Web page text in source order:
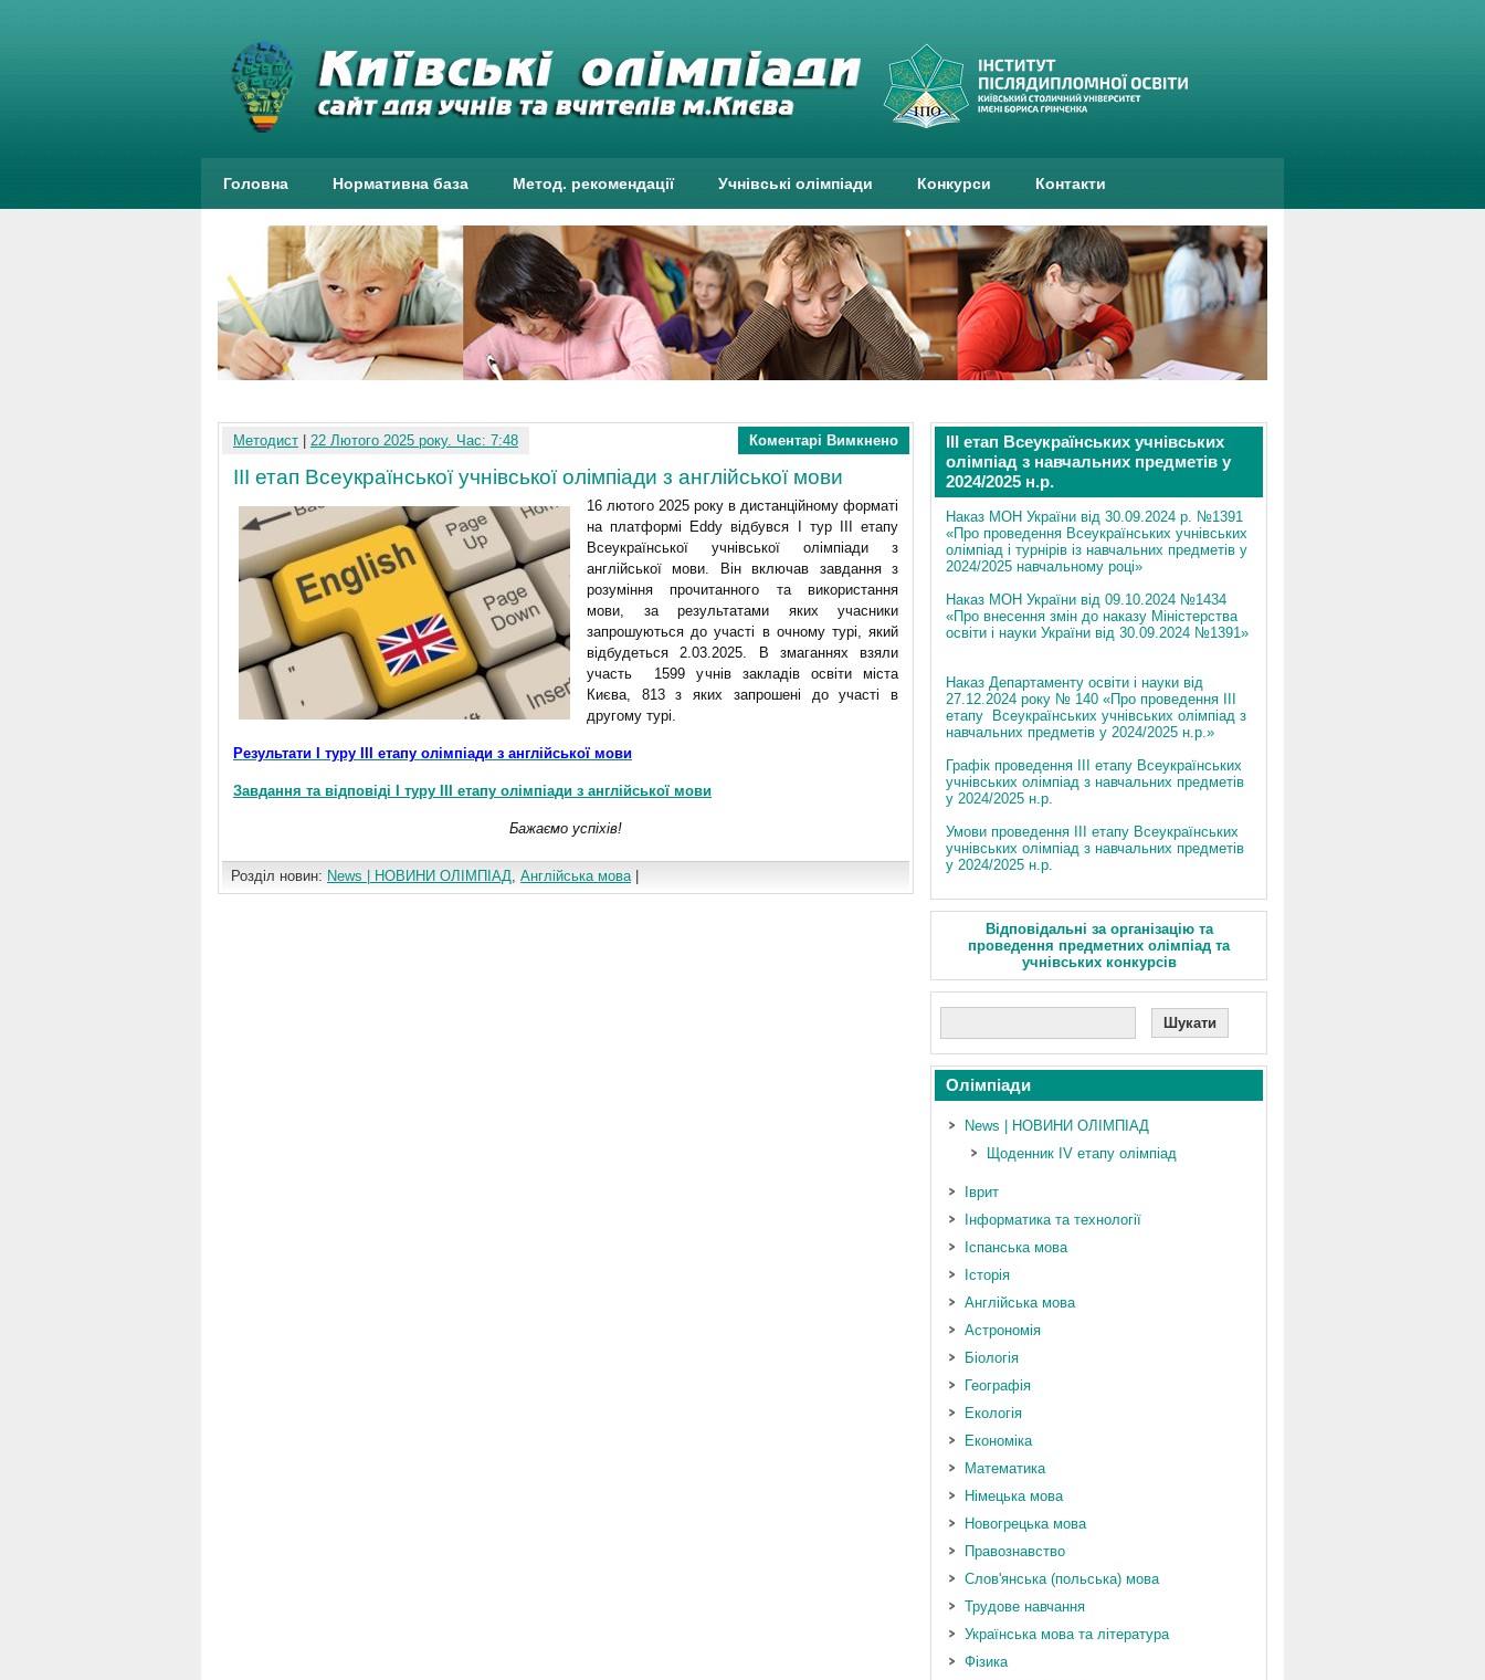
Головна Нормативна база Метод. рекомендації Учнівські олімпіади Конкурси Контакти
Методист 22 Лютого 2025 року. Час: 7:48 Коментарі Вимкнено
ІІІ етап Всеукраїнської учнівської олімпіади з англійської мови
16 лютого 2025 року в дистанційному форматі
на платформі Eddy відбувся І тур ІІІ етапу
Всеукраїнської учнівської олімпіади з
англійської мови. Він включав завдання з
розуміння прочитанного та використання
мови, за результатами яких учасники
запрошуються до участі в очному турі, який
відбудеться 2.03.2025. В змаганнях взяли
участь 1599 учнів закладів освіти міста
Києва, 813 з яких запрошені до участі в
другому турі.
Результати І туру ІІІ етапу олімпіади з англійської мови
Завдання та відповіді І туру ІІІ етапу олімпіади з англійської мови
Бажаємо успіхів!
Розділ новин: News | НОВИНИ ОЛІМПІАД, Англійська мова|
ІІІ етап Всеукраїнських учнівських
олімпіад з навчальних предметів у
2024/2025 н.р.
Наказ МОН України від 30.09.2024 р. №1391
«Про проведення Всеукраїнських учнівських
олімпіад і турнірів із навчальних предметів у
2024/2025 навчальному році»
Наказ МОН України від 09.10.2024 №1434
«Про внесення змін до наказу Міністерства
освіти і науки України від 30.09.2024 №1391»
Наказ Департаменту освіти і науки від
27.12.2024 року № 140 «Про проведення ІІІ
етапу Всеукраїнських учнівських олімпіад з
навчальних предметів у 2024/2025 н.р.»
Графік проведення ІІІ етапу Всеукраїнських
учнівських олімпіад з навчальних предметів
у 2024/2025 н.р.
Умови проведення ІІІ етапу Всеукраїнських
учнівських олімпіад з навчальних предметів
у 2024/2025 н.р.
Відповідальні за організацію та
проведення предметних олімпіад та
учнівських конкурсів
Олімпіади
News | НОВИНИ ОЛІМПІАД
Щоденник IV етапу олімпіад
Іврит
Інформатика та технології
Іспанська мова
Історія
Англійська мова
Астрономія
Біологія
Географія
Екологія
Економіка
Математика
Німецька мова
Новогрецька мова
Правознавство
Слов'янська (польська) мова
Трудове навчання
Українська мова та література
Фізика